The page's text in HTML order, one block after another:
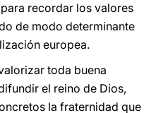
recordar los valores
de modo determinante
europea.
toda buena
el reino de Dios,
la fraternidad que